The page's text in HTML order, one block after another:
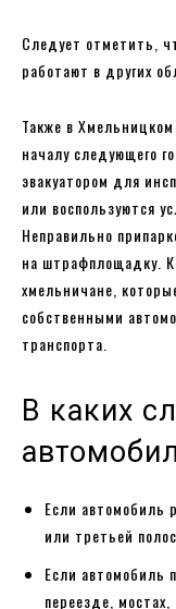
Следует отметить,
работают в других
Также в
началу следующего
эвакуатором для
или воспользуются
Неправильно
на штрафплощадку.
хмельничане,
собственными
транспорта.
В каких
Если автомобиль
или третьей
Если автомобиль
переезде, мостах,